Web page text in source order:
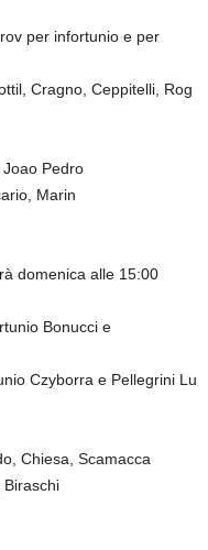
per infortunio e per
Cragno, Ceppitelli, Rog
Pedro
Marin
domenica alle 15:00
Bonucci e
Czyborra e Pellegrini Lu
Chiesa, Scamacca
Biraschi